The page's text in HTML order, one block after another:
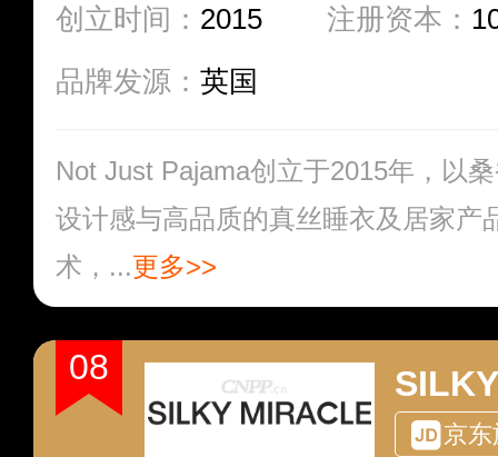
创立时间： 2015 注册资本：
品牌发源： 英国
Not Just Pajama创立于2015年，以
设计感与高品质的真丝睡衣及居家产
术，...更多>>
08
京